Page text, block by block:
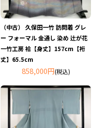
（中古） 久保田一竹 訪問着 グレ
ー フォーマル 金通し 染め 辻が花
一竹工房 袷【身丈】157cm【裄
丈】65.5cm
858,000円(税込)